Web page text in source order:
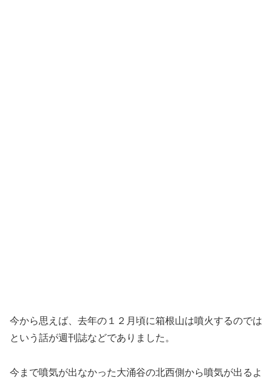
今から思えば、去年の１２月頃に箱根山は噴火するのでは
という話が週刊誌などでありました。
今まで噴気が出なかった大涌谷の北西側から噴気が出るよ